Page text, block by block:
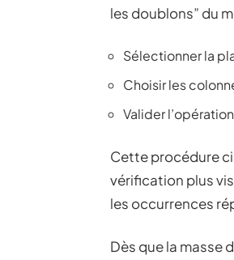
les doublons” du
Sélectionner la
Choisir les
Valider l’opération
Cette procédure
vérification plus
les occurrences
Dès que la masse